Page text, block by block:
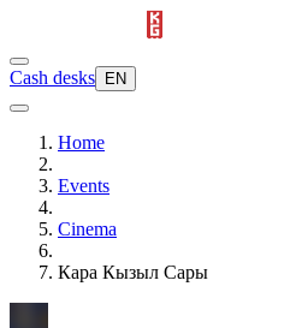
Cash desks EN
Home
Events
Cinema
Кара Кызыл Сары